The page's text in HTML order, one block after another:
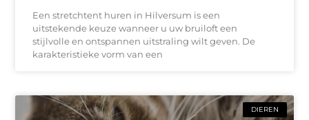
Een stretchtent huren in Hilversum is een
uitstekende keuze wanneer u uw bruiloft een
stijlvolle en ontspannen uitstraling wilt geven. De
karakteristieke vorm van een
DIEREN